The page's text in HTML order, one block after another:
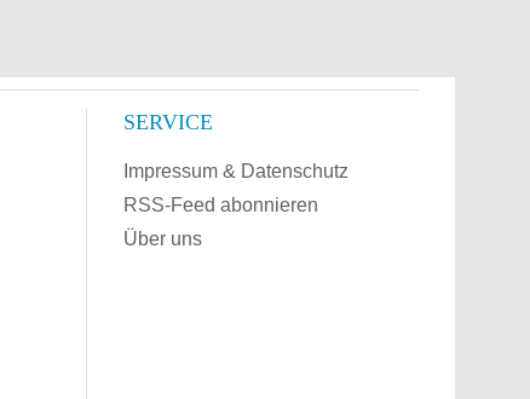
SERVICE
Impressum & Datenschutz
RSS-Feed abonnieren
Über uns